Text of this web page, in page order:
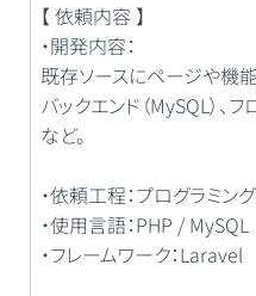
【 依頼内容 】
・開発内容：
既存ソースにページや機
バックエンド（MySQL）、
など。
・依頼工程：プログラミング
・使用言語：PHP / MySQL
・フレームワーク：Laravel